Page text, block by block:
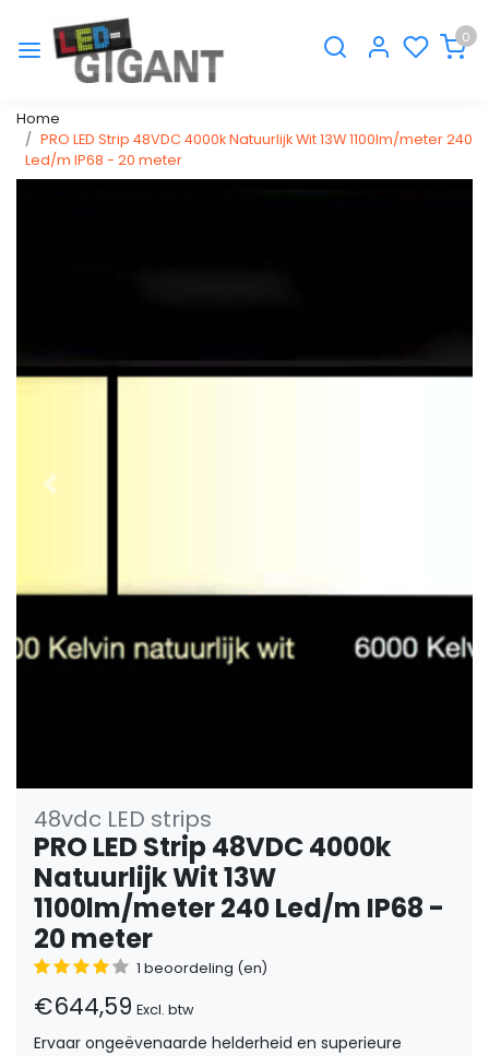
0
Home
PRO LED Strip 48VDC 4000k Natuurlijk Wit 13W 1100lm/meter 240
Led/m IP68 - 20 meter
Vorige
48vdc LED strips
PRO LED Strip 48VDC 4000k
Natuurlijk Wit 13W
1100lm/meter 240 Led/m IP68 -
20 meter
1 beoordeling (en)
€644,59 Excl. btw
Ervaar ongeëvenaarde helderheid en superieure